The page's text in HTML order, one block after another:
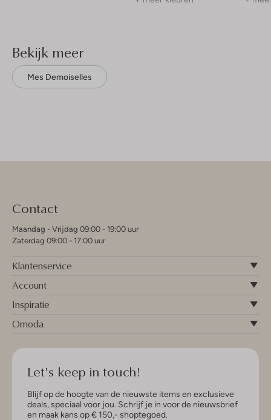
Bekijk meer
Mes Demoiselles
Contact
Maandag - Vrijdag 09:00 - 19:00 uur
Zaterdag 09:00 - 17:00 uur
Klantenservice
Account
Inspiratie
Omoda
Let's keep in touch!
Blijf op de hoogte van de nieuwste items en exclusieve
deals, speciaal voor jou. Schrijf je in voor de nieuwsbrief
en maak kans op € 150,- shoptegoed.